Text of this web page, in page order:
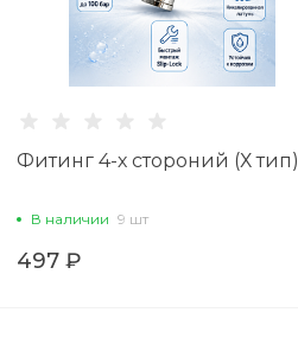
Фитинг 4-х стороний (Х тип)
В наличии 9 шт
497 ₽